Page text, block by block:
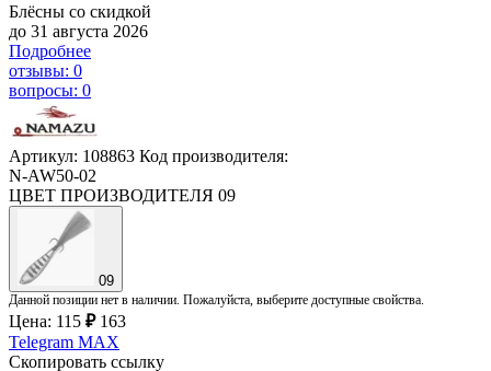
Блёсны со скидкой
до 31 августа 2026
Подробнее
отзывы: 0
вопросы: 0
Артикул: 108863 Код производителя:
N-AW50-02
ЦВЕТ ПРОИЗВОДИТЕЛЯ 09
09
Данной позиции нет в наличии. Пожалуйста, выберите доступные свойства.
Цена: 115 ₽ 163
Telegram MAX
Скопировать ссылку